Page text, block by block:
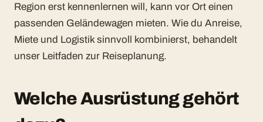
Region erst kennenlernen will, kann vor Ort einen
passenden Geländewagen mieten. Wie du Anreise,
Miete und Logistik sinnvoll kombinierst, behandelt
unser Leitfaden zur Reiseplanung.
Welche Ausrüstung gehört